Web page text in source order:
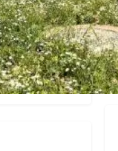
spécifiques à
aux
10 ans et se fait